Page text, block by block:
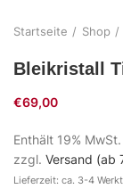
Startseite Shop
Bleikristall
€69,00
Enthält 19% MwSt.
zzgl. Versand (ab
Lieferzeit: ca. 3-4